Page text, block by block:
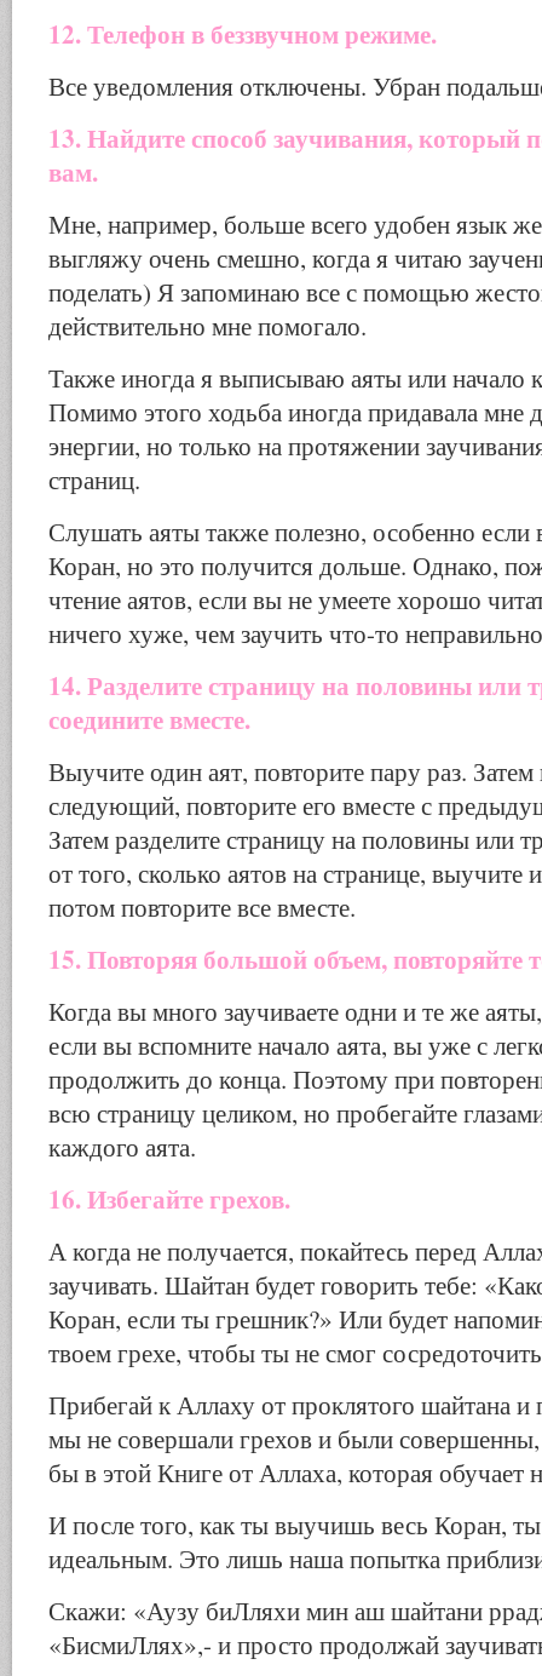
12. Телефон в беззвучном режиме.
Все уведомления отключены. Убран
13. Найдите способ заучивания, который
вам.
Мне, например, больше всего удобен язык
выгляжу очень смешно, когда я читаю
поделать) Я запоминаю все с помощью
действительно мне помогало.
Также иногда я выписываю аяты или начало
Помимо этого ходьба иногда придавала мне
энергии, но только на протяжении
страниц.
Слушать аяты также полезно, особенно если
Коран, но это получится дольше. Однако,
чтение аятов, если вы не умеете хорошо
ничего хуже, чем заучить что-то
14. Разделите страницу на половины или
соедините вместе.
Выучите один аят, повторите пару раз.
следующий, повторите его вместе с
Затем разделите страницу на половины или
от того, сколько аятов на странице, выучите
потом повторите все вместе.
15. Повторяя большой объем, повторяйте
Когда вы много заучиваете одни и те же
если вы вспомните начало аята, вы уже с
продолжить до конца. Поэтому при
всю страницу целиком, но пробегайте
каждого аята.
16. Избегайте грехов.
А когда не получается, покайтесь перед
заучивать. Шайтан будет говорить тебе:
Коран, если ты грешник?» Или будет
твоем грехе, чтобы ты не смог
Прибегай к Аллаху от проклятого шайтана
мы не совершали грехов и были
бы в этой Книге от Аллаха, которая обучает
И после того, как ты выучишь весь Коран,
идеальным. Это лишь наша попытка
Скажи: «Аузу биЛляхи мин аш шайтани
«БисмиЛлях»,- и просто продолжай